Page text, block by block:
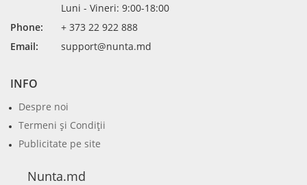
Luni - Vineri: 9:00-18:00
Phone:
+ 373 22 922 888
Email:
support@nunta.md
INFO
Despre noi
Termeni şi Condiţii
Publicitate pe site
Nunta.md